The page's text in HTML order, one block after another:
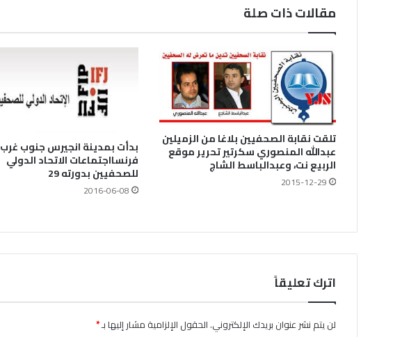
مقالات ذات صلة
تلقت نقابة الصحفيين بلاغا من الزميلين
عبدالله المنصوري سكرتير تحرير موقع
الربيع نت، وعبدالباسط الشاج
2015-12-29
بدأت بمدينة انجيرس جنوب غرب
فرنسااجتماعات الاتحاد الدولي
للصحفيين بدورته 29
2016-06-08
اترك تعليقاً
لن يتم نشر عنوان بريدك الإلكتروني.الحقول الإلزامية مشار إليها بـ*